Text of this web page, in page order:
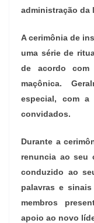
administração da
A cerimônia de
uma série de
de acordo
maçônica.
especial, com
convidados.
Durante a
renuncia ao seu
conduzido ao
palavras e
membros
apoio ao novo